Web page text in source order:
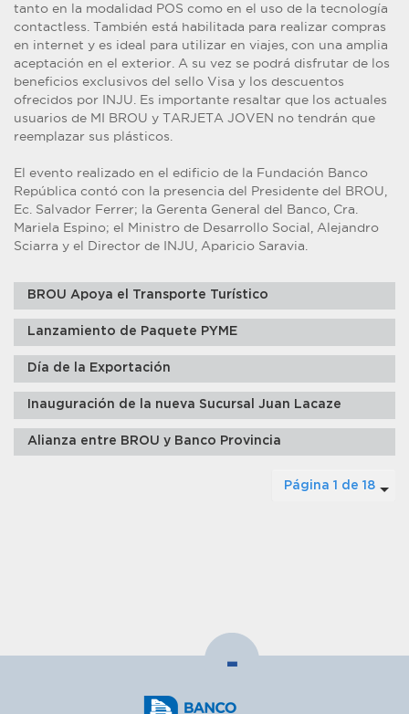
tanto en la modalidad POS como en el uso de la tecnología
contactless. También está habilitada para realizar compras
en internet y es ideal para utilizar en viajes, con una amplia
aceptación en el exterior. A su vez se podrá disfrutar de los
beneficios exclusivos del sello Visa y los descuentos
ofrecidos por INJU. Es importante resaltar que los actuales
usuarios de MI BROU y TARJETA JOVEN no tendrán que
reemplazar sus plásticos.
El evento realizado en el edificio de la Fundación Banco
República contó con la presencia del Presidente del BROU,
Ec. Salvador Ferrer; la Gerenta General del Banco, Cra.
Mariela Espino; el Ministro de Desarrollo Social, Alejandro
Sciarra y el Director de INJU, Aparicio Saravia.
BROU Apoya el Transporte Turístico
Lanzamiento de Paquete PYME
Día de la Exportación
Inauguración de la nueva Sucursal Juan Lacaze
Alianza entre BROU y Banco Provincia
Página 1 de 18
-